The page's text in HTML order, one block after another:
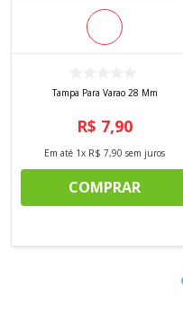
Tampa Para Varao 28 Mm
R$ 7,90
Em até 1x R$ 7,90 sem juros
COMPRAR